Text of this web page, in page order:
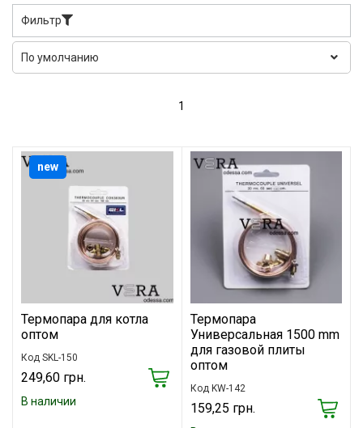
Фильтр
1
Термопара для котла
оптом
Код SKL-150
249,60 грн.
В наличии
new
Термопара
Универсальная 1500 mm
для газовой плиты
оптом
Код KW-142
159,25 грн.